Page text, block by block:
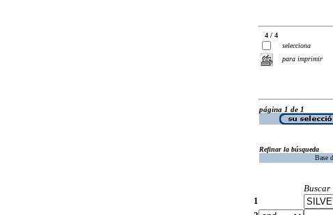
4 / 4
selecciona
para imprimir
página 1 de 1
Refinar la búsqueda
Base
Buscar
1